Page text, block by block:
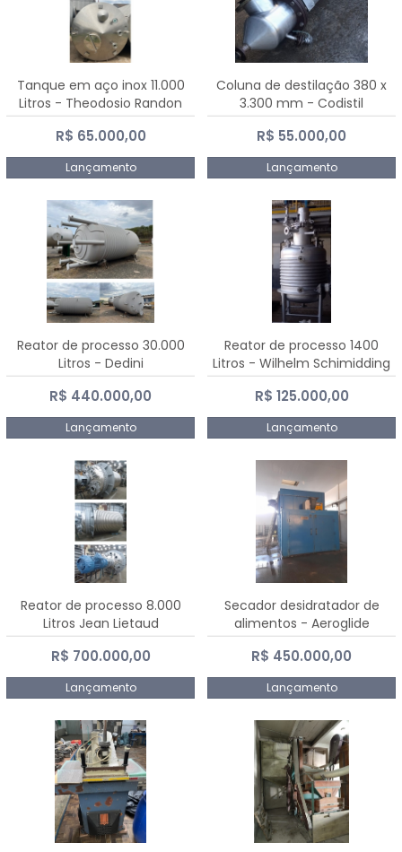
Tanque em aço inox 11.000
Litros - Theodosio Randon
R$ 65.000,00
Lançamento
Coluna de destilação 380 x
3.300 mm - Codistil
R$ 55.000,00
Lançamento
Reator de processo 30.000
Litros - Dedini
R$ 440.000,00
Lançamento
Reator de processo 1400
Litros - Wilhelm Schimidding
R$ 125.000,00
Lançamento
Reator de processo 8.000
Litros Jean Lietaud
R$ 700.000,00
Lançamento
Secador desidratador de
alimentos - Aeroglide
R$ 450.000,00
Lançamento